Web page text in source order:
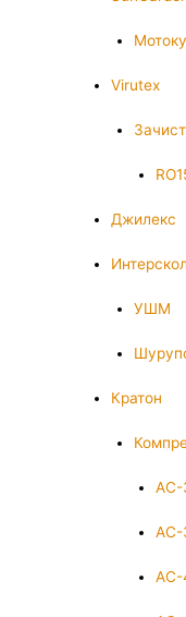
Virutex
Джилекс
Интерскол
УШМ
Кратон